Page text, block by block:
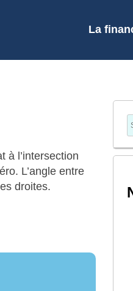
La
à l’intersection
L’angle entre
droites.